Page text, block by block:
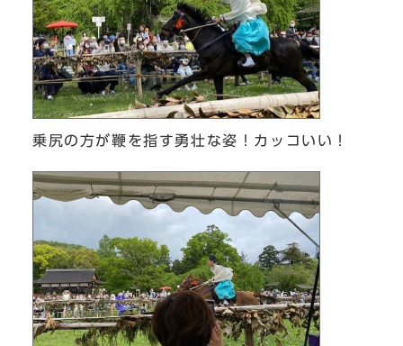
乗尻の方が鞭を指す勇壮な姿！カッコいい！